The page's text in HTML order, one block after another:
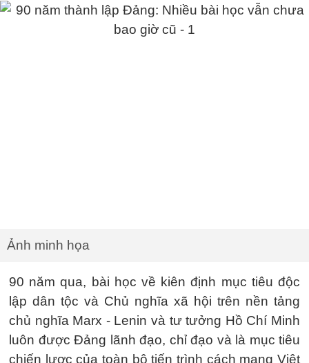
Ảnh minh họa
90 năm qua, bài học về kiên định mục tiêu độc
lập dân tộc và Chủ nghĩa xã hội trên nền tảng
chủ nghĩa Marx - Lenin và tư tưởng Hồ Chí Minh
luôn được Đảng lãnh đạo, chỉ đạo và là mục tiêu
chiến lược của toàn bộ tiến trình cách mạng Việt